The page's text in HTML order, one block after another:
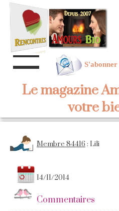
Le magazine
votre
Membre 84416 : Lili
14/11/2014
Commentaires